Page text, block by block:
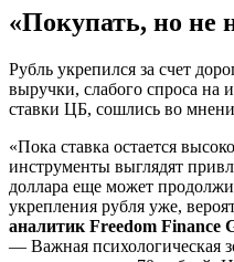
«Покупать, но не
Рубль укрепился за счет
выручки, слабого спроса на
ставки ЦБ, сошлись во
«Пока ставка остается
инструменты выглядят
доллара еще может
укрепления рубля уже,
аналитик Freedom Finance
— Важная психологическая